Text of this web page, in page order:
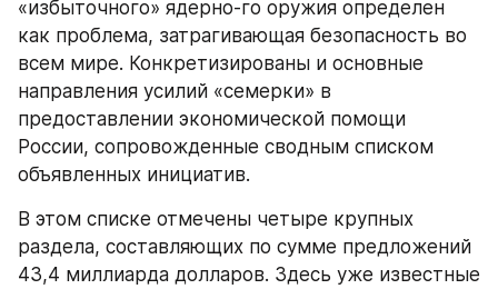
«избыточного» ядерно-го оружия определен
как проблема, затрагивающая безопасность во
всем мире. Конкретизированы и основные
направления усилий «семерки» в
предоставлении экономической помощи
России, сопровожденные сводным списком
объявленных инициатив.
В этом списке отмечены четыре крупных
раздела, составляющих по сумме предложений
43,4 миллиарда долларов. Здесь уже известные